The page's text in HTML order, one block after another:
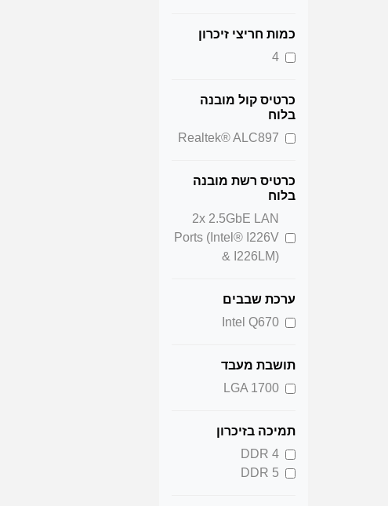
כמות חריצי זיכרון
4
כרטיס קול מובנה
בלוח
Realtek® ALC897
כרטיס רשת מובנה
בלוח
2x 2.5GbE LAN
Ports (Intel® I226V
& I226LM)
ערכת שבבים
Intel Q670
תושבת מעבד
LGA 1700
תמיכה בזיכרון
DDR 4
DDR 5